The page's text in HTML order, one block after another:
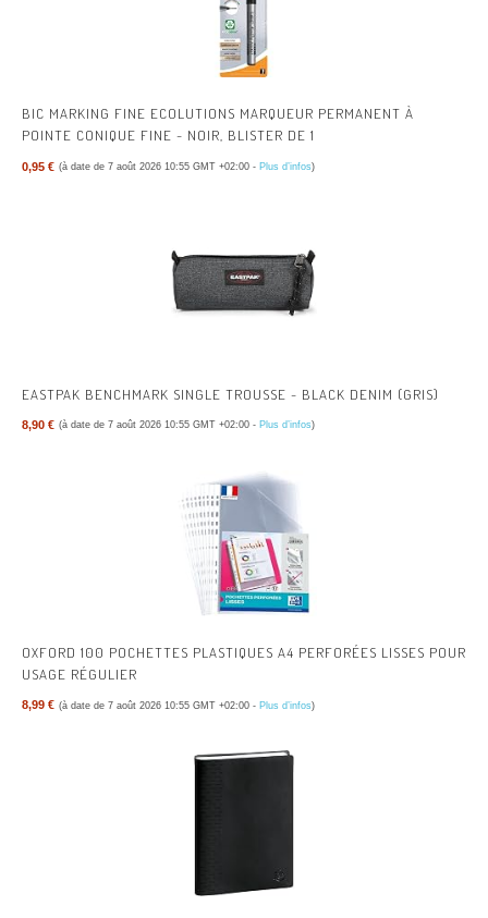
BIC MARKING FINE ECOLUTIONS MARQUEUR PERMANENT À
POINTE CONIQUE FINE - NOIR, BLISTER DE 1
0,95 € (à date de 7 août 2026 10:55 GMT +02:00 - Plus d’infos)
EASTPAK BENCHMARK SINGLE TROUSSE - BLACK DENIM (GRIS)
8,90 € (à date de 7 août 2026 10:55 GMT +02:00 - Plus d’infos)
OXFORD 100 POCHETTES PLASTIQUES A4 PERFORÉES LISSES POUR
USAGE RÉGULIER
8,99 € (à date de 7 août 2026 10:55 GMT +02:00 - Plus d’infos)